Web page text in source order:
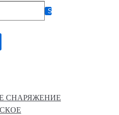
СНАРЯЖЕНИЕ